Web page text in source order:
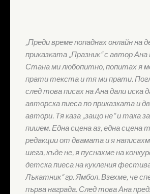
„Преди време попаднах онлайн на
приказката „Празник“ с автор
Стана ми любопитно, попитах я
прати текста и тя ми прати.
след това писах на Ана дали иска
авторска пиеса по приказката и
автори. Тя каза „защо не“ и така
пишем. Една сцена аз, една сцена
редакции от двамата и я
шега, къде не, я пуснахме на
детска пиеса на кукления
Лъкатник“ гр. Ямбол. Взехме, че
първа награда. След това Ана